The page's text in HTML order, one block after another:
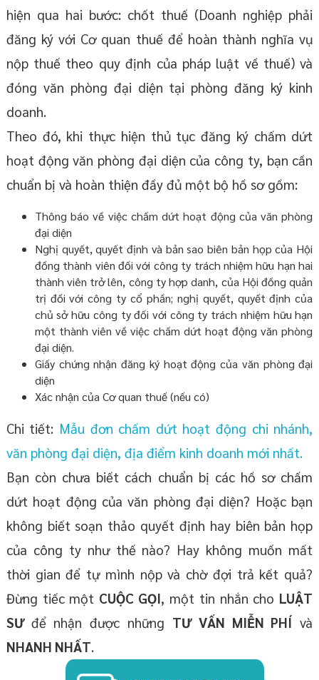
hiện qua hai bước: chốt thuế (Doanh nghiệp phải
đăng ký với Cơ quan thuế để hoàn thành nghĩa vụ
nộp thuế theo quy định của pháp luật về thuế) và
đóng văn phòng đại diện tại phòng đăng ký kinh
doanh.
Theo đó, khi thực hiện thủ tục đăng ký chấm dứt
hoạt động văn phòng đại diện của công ty, bạn cần
chuẩn bị và hoàn thiện đầy đủ một bộ hồ sơ gồm:
Thông báo về việc chấm dứt hoạt động của văn phòng
đại diện
Nghị quyết, quyết định và bản sao biên bản họp của Hội
đồng thành viên đối với công ty trách nhiệm hữu hạn hai
thành viên trở lên, công ty hợp danh, của Hội đồng quản
trị đối với công ty cổ phần; nghị quyết, quyết định của
chủ sở hữu công ty đối với công ty trách nhiệm hữu hạn
một thành viên về việc chấm dứt hoạt động văn phòng
đại diện.
Giấy chứng nhận đăng ký hoạt động của văn phòng đại
diện
Xác nhận của Cơ quan thuế (nếu có)
Chi tiết: Mẫu đơn chấm dứt hoạt động chi nhánh,
văn phòng đại diện, địa điểm kinh doanh mới nhất.
Bạn còn chưa biết cách chuẩn bị các hồ sơ chấm
dứt hoạt động của văn phòng đại diện? Hoặc bạn
không biết soạn thảo quyết định hay biên bản họp
của công ty như thế nào? Hay không muốn mất
thời gian để tự mình nộp và chờ đợi trả kết quả?
Đừng tiếc một CUỘC GỌI, một tin nhắn cho LUẬT
SƯ để nhận được những TƯ VẤN MIỄN PHÍ và
NHANH NHẤT.